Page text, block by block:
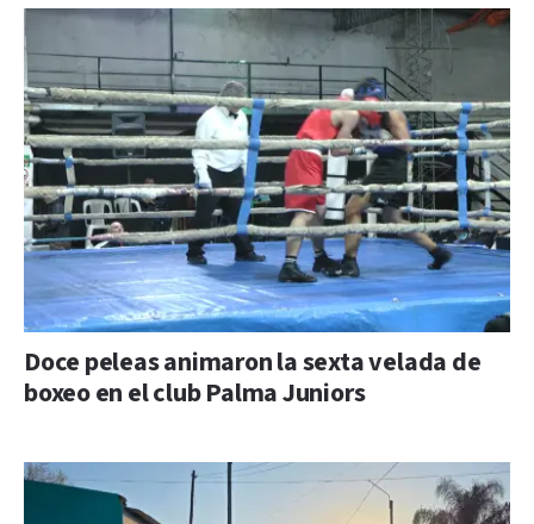
Doce peleas animaron la sexta velada de
boxeo en el club Palma Juniors